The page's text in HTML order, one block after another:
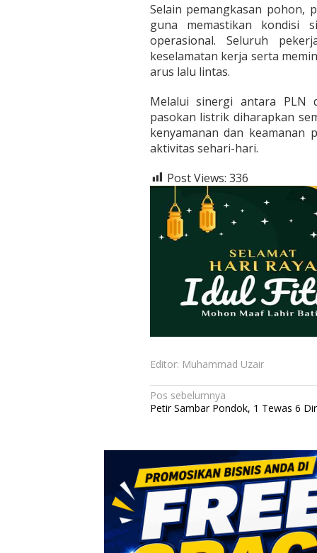
Selain pemangkasan pohon,
guna memastikan kondisi
operasional. Seluruh
keselamatan kerja serta
arus lalu lintas.
Melalui sinergi antara PLN
pasokan listrik diharapkan
kenyamanan dan keamanan
aktivitas sehari-hari.
Post Views: 336
Editor: Muhammad Uzair
N
a
i
g
a
i
Pos sebelumnya
Petir Sambar Pondok, 1 Tewas 6